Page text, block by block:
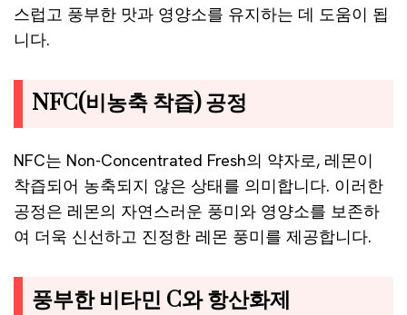
스럽고 풍부한 맛과 영양소를 유지하는 데 도움이 됩
니다.
NFC(비농축 착즙) 공정
NFC는 Non-Concentrated Fresh의 약자로, 레몬이
착즙되어 농축되지 않은 상태를 의미합니다. 이러한
공정은 레몬의 자연스러운 풍미와 영양소를 보존하
여 더욱 신선하고 진정한 레몬 풍미를 제공합니다.
풍부한 비타민 C와 항산화제